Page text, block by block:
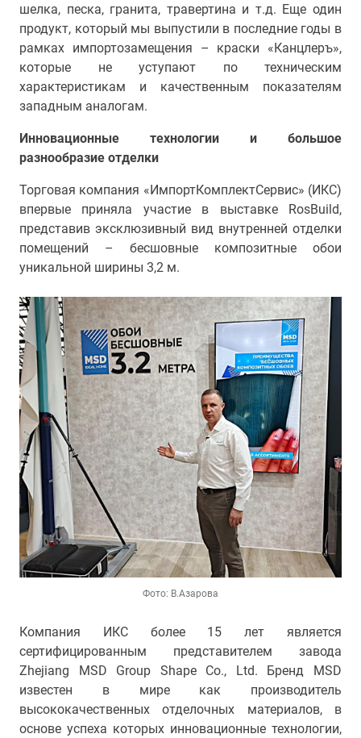
шелка, песка, гранита, травертина и т.д. Еще один
продукт, который мы выпустили в последние годы в
рамках импортозамещения – краски «Канцлеръ»,
которые не уступают по техническим
характеристикам и качественным показателям
западным аналогам.
Инновационные технологии и большое
разнообразие отделки
Торговая компания «ИмпортКомплектСервис» (ИКС)
впервые приняла участие в выставке RosBuild,
представив эксклюзивный вид внутренней отделки
помещений – бесшовные композитные обои
уникальной ширины 3,2 м.
Фото: В.Азарова
Компания ИКС более 15 лет является
сертифицированным представителем завода
Zhejiang MSD Group Shape Co., Ltd. Бренд MSD
известен в мире как производитель
высококачественных отделочных материалов, в
основе успеха которых инновационные технологии,